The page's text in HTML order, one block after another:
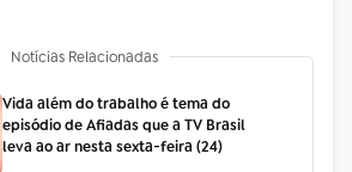
Notícias Relacionadas
Vida além do trabalho é tema do
episódio de Afiadas que a TV Brasil
leva ao ar nesta sexta-feira (24)